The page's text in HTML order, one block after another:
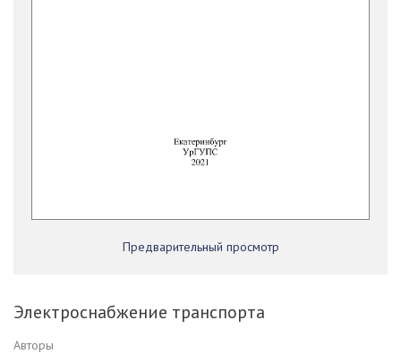
Предварительный просмотр
Электроснабжение транспорта
Авторы